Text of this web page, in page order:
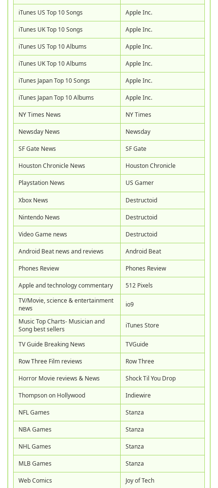
iTunes US Top 10 Songs Apple Inc.
iTunes UK Top 10 Songs Apple Inc.
iTunes US Top 10 Albums Apple Inc.
iTunes UK Top 10 Albums Apple Inc.
iTunes Japan Top 10 Songs Apple Inc.
iTunes Japan Top 10 Albums Apple Inc.
NY Times News NY Times
Newsday News Newsday
SF Gate News SF Gate
Houston Chronicle News Houston Chronicle
Playstation News US Gamer
Xbox News Destructoid
Nintendo News Destructoid
Video Game news Destructoid
Android Beat news and reviews Android Beat
Phones Review Phones Review
Apple and technology commentary
512 Pixels
TV/Movie, science & entertainment
news
io9
Music Top Charts- Musician and
Song best sellers
iTunes Store
TV Guide Breaking News TVGuide
Row Three Film reviews Row Three
Horror Movie reviews & News Shock Til You Drop
Thompson on Hollywood Indiewire
NFL Games Stanza
NBA Games Stanza
NHL Games Stanza
MLB Games Stanza
Web Comics Joy of Tech